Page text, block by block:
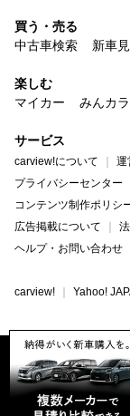
買う・売る
中古車検索
新車
楽しむ
マイカー
みんカラ
サービス
carview!について 運
プライバシーセンター
コンテンツ制作ポリシ
広告掲載について
ヘルプ・お問い合わせ
carview! Yahoo!